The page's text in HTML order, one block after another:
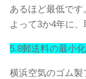
あるほど最低で
よって3か4年に
5.8郵送料の最小化
横浜空気のゴム製